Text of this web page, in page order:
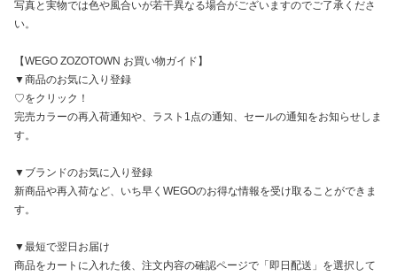
写真と実物では色や風合いが若干異なる場合がございますのでご了承くださ
い。
【WEGO ZOZOTOWN お買い物ガイド】
▼商品のお気に入り登録
♡をクリック！
完売カラーの再入荷通知や、ラスト1点の通知、セールの通知をお知らせしま
す。
▼ブランドのお気に入り登録
新商品や再入荷など、いち早くWEGOのお得な情報を受け取ることができま
す。
▼最短で翌日お届け
商品をカートに入れた後、注文内容の確認ページで「即日配送」を選択して